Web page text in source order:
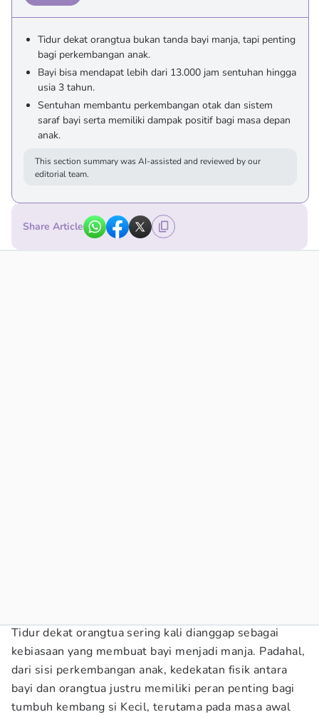
Tidur dekat orangtua bukan tanda bayi manja, tapi penting
bagi perkembangan anak.
Bayi bisa mendapat lebih dari 13.000 jam sentuhan hingga
usia 3 tahun.
Sentuhan membantu perkembangan otak dan sistem
saraf bayi serta memiliki dampak positif bagi masa depan
anak.
This section summary was AI-assisted and reviewed by our
editorial team.
Share Article
Tidur dekat orangtua sering kali dianggap sebagai
kebiasaan yang membuat bayi menjadi manja. Padahal,
dari sisi perkembangan anak, kedekatan fisik antara
bayi dan orangtua justru memiliki peran penting bagi
tumbuh kembang si Kecil, terutama pada masa awal